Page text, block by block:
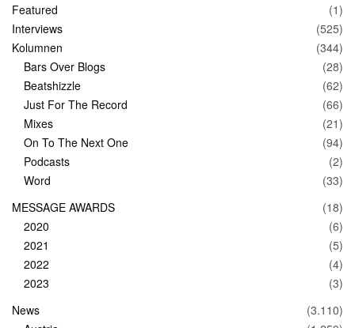
Featured
(1)
Interviews
(525)
Kolumnen
(344)
Bars Over Blogs
(28)
Beatshizzle
(62)
Just For The Record
(66)
Mixes
(21)
On To The Next One
(94)
Podcasts
(2)
Word
(33)
MESSAGE AWARDS
(18)
2020
(6)
2021
(5)
2022
(4)
2023
(3)
News
(3.110)